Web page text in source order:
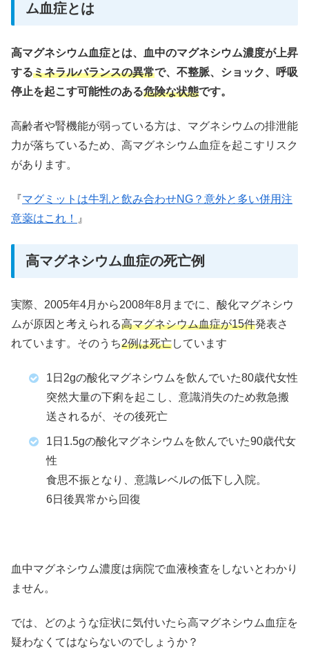
ム血症とは
高マグネシウム血症とは、血中のマグネシウム濃度が上昇
するミネラルバランスの異常で、不整脈、ショック、呼吸
停止を起こす可能性のある危険な状態です。
高齢者や腎機能が弱っている方は、マグネシウムの排泄能
力が落ちているため、高マグネシウム血症を起こすリスク
があります。
『マグミットは牛乳と飲み合わせNG？意外と多い併用注
意薬はこれ！
』
高マグネシウム血症の死亡例
実際、2005年4月から2008年8月までに、酸化マグネシウ
ムが原因と考えられる高マグネシウム血症が15件発表さ
れています。そのうち2例は死亡しています
1日2gの酸化マグネシウムを飲んでいた80歳代女性
突然大量の下痢を起こし、意識消失のため救急搬
送されるが、その後死亡
1日1.5gの酸化マグネシウムを飲んでいた90歳代女
性
食思不振となり、意識レベルの低下し入院。
6日後異常から回復
血中マグネシウム濃度は病院で血液検査をしないとわかり
ません。
では、どのような症状に気付いたら高マグネシウム血症を
疑わなくてはならないのでしょうか？